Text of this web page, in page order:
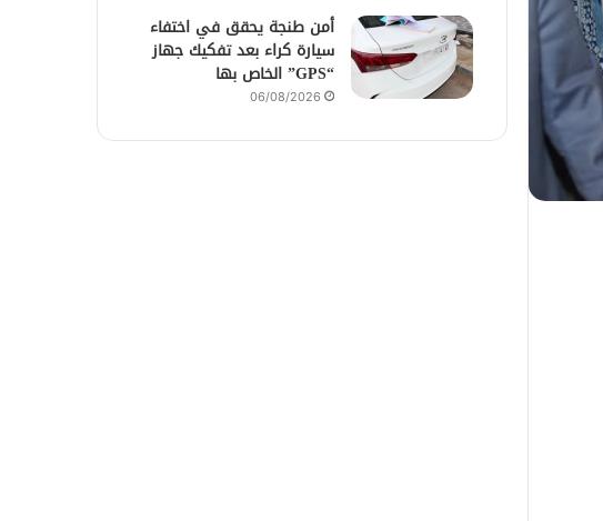
أمن طنجة يحقق في اختفاء
سيارة كراء بعد تفكيك جهاز
“GPS” الخاص بها
06/08/2026